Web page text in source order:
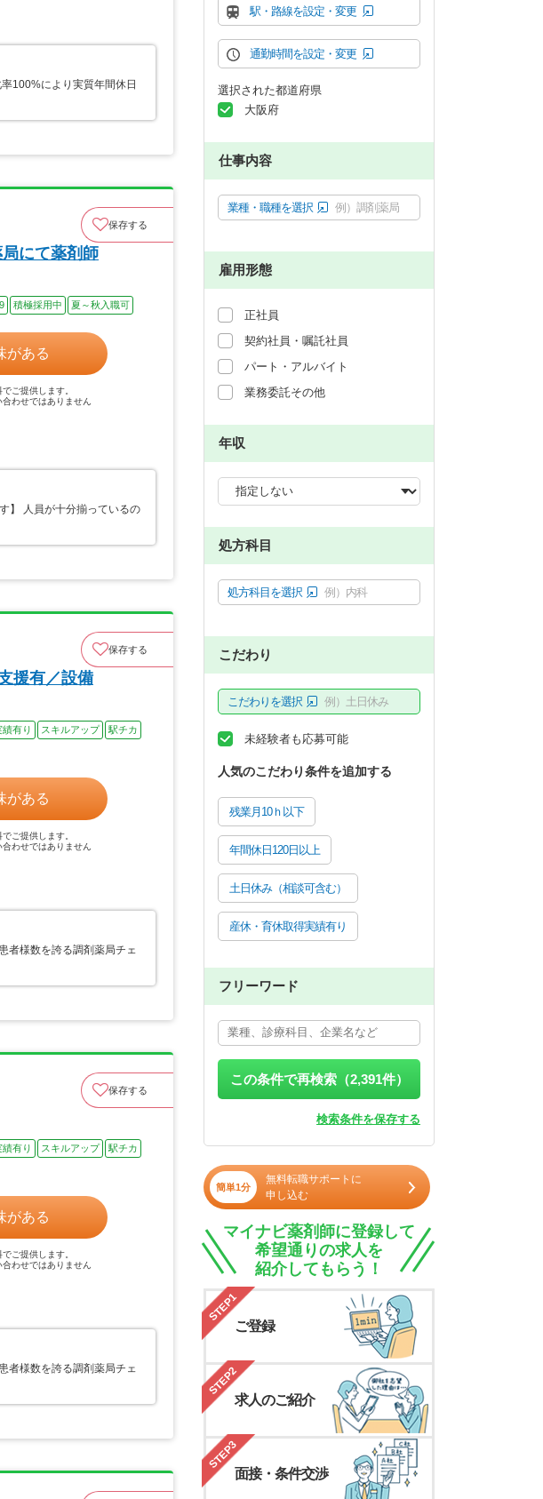
100%により実質年間休日
保存する
にて薬剤師
積極採用中 夏～秋入職可
がある
ご提供します。
わせではありません
】 人員が十分揃っているの
保存する
援有／設備
有り スキルアップ
駅チカ
がある
ご提供します。
わせではありません
者様数を誇る調剤薬局チェ
保存する
有り スキルアップ
駅チカ
がある
ご提供します。
わせではありません
者様数を誇る調剤薬局チェ
駅・路線を設定・変更
通勤時間を設定・変更
選択された都道府県
大阪府
仕事内容
業種・職種を選択 例）調剤薬局
雇用形態
正社員
契約社員・嘱託社員
パート・アルバイト
業務委託その他
年収
処方科目
処方科目を選択 例）内科
こだわり
こだわりを選択 例）土日休み
未経験者も応募可能
人気のこだわり条件を追加する
残業月10ｈ以下
年間休日120日以上
土日休み（相談可含む）
産休・育休取得実績有り
フリーワード
この条件で再検索（2,391件）
検索条件を保存する
簡単1分
無料転職サポートに
申し込む
マイナビ薬剤師に登録して
希望通りの求人を
紹介してもらう！
STEP1
ご登録
STEP2
求人のご紹介
STEP3
面接・条件交渉